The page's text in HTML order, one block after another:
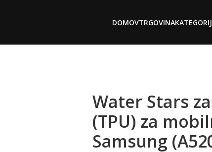
DOMOVTRGOVINA
Water Stars
(TPU) za
Samsung